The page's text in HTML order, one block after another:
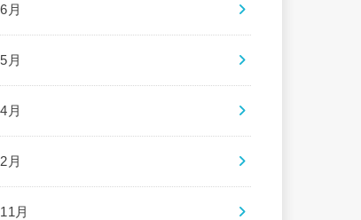
月
月
月
月
月